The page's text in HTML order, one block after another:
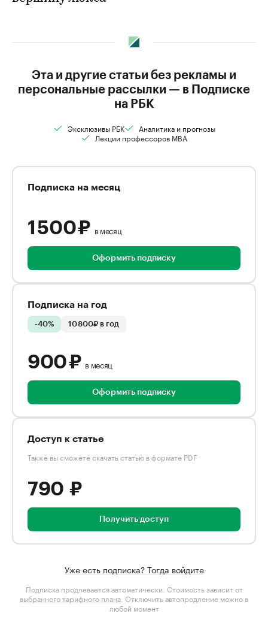
Эта и другие статьи без рекламы и
персональные рассылки — в Подписке
на РБК
Эксклюзивы РБК
Аналитика и прогнозы
Лекции профессоров MBA
Подписка на месяц
1 500 ₽ в месяц
Оформить подписку
Подписка на год
-40% 10 800₽ в год
900 ₽ в месяц
Оформить подписку
Доступ к статье
Также вы сможете скачать статью в формате PDF
790 ₽
Получить доступ
Уже есть подписка? Тогда войдите
Подписка продлевается автоматически. Стоимость зависит от
выбранного тарифного плана . Отключить автопродление можно в
любой момент